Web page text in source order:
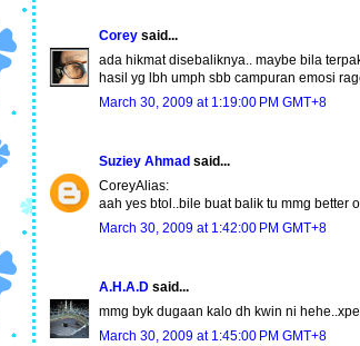
Corey said...
ada hikmat disebaliknya.. maybe bila
hasil yg lbh umph sbb campuran emosi
March 30, 2009 at 1:19:00 PM GMT+8
Suziey Ahmad said...
CoreyAlias:
aah yes btol..bile buat balik tu mmg better
March 30, 2009 at 1:42:00 PM GMT+8
A.H.A.D said...
mmg byk dugaan kalo dh kwin ni
March 30, 2009 at 1:45:00 PM GMT+8